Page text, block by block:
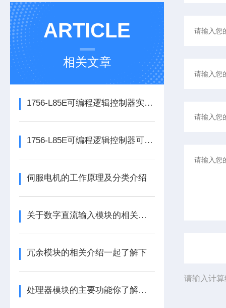
ARTICLE
相关文章
1756-L85E可编程逻辑控制器实操应用常见问题分析及解决方法探讨
1756-L85E可编程逻辑控制器可满足多行业自动化精准控制需求
伺服电机的工作原理及分类介绍
关于数字直流输入模块的相关介绍
冗余模块的相关介绍一起了解下
处理器模块的主要功能你了解多少呢
请输入计